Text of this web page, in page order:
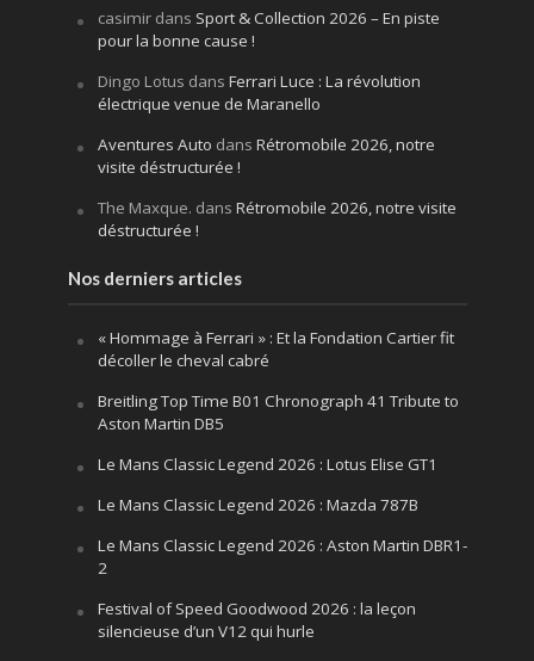
casimirdans Sport & Collection 2026 – En piste
pour la bonne cause !
Dingo Lotus dans Ferrari Luce : La révolution
électrique venue de Maranello
Aventures Auto dans Rétromobile 2026, notre
visite déstructurée !
The Maxque. dans Rétromobile 2026, notre visite
déstructurée !
Nos derniers articles
« Hommage à Ferrari » : Et la Fondation Cartier fit
décoller le cheval cabré
Breitling Top Time B01 Chronograph 41 Tribute to
Aston Martin DB5
Le Mans Classic Legend 2026 : Lotus Elise GT1
Le Mans Classic Legend 2026 : Mazda 787B
Le Mans Classic Legend 2026 : Aston Martin DBR1-
2
Festival of Speed Goodwood 2026 : la leçon
silencieuse d’un V12 qui hurle